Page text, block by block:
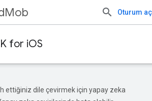
Oturum aç
for iOS
ettiğiniz dile çevirmek için yapay zeka